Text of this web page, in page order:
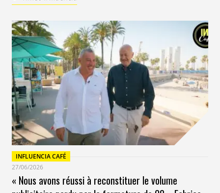
INFLUENCIA CAFÉ
27/06/2026
« Nous avons réussi à reconstituer le volume